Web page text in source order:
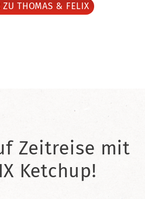
ZU THOMAS & FELIX
Zeitreise mit
Ketchup!